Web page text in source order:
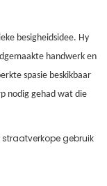
besigheidsidee. Hy
handwerk en
spasie beskikbaar
nodig gehad wat die